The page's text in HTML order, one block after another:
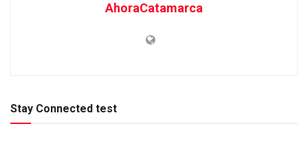
AhoraCatamarca
Stay Connected test